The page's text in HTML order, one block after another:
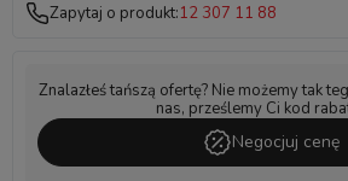
Zapytaj o produkt:12 307 11 88
Znalazłeś tańszą ofertę? Nie możemy tak
nas, prześlemy Ci kod
Negocjuj cenę